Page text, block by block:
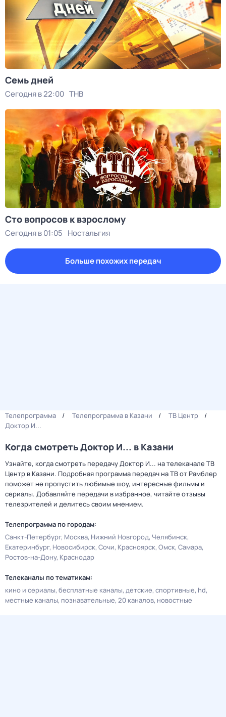
Семь дней
Сегодня в 22:00 ТНВ
Сто вопросов к взрослому
Сегодня в 01:05 Ностальгия
Больше похожих передач
Телепрограмма Телепрограмма в Казани
ТВ Центр
Доктор И...
Когда смотреть Доктор И... в Казани
Узнайте, когда смотреть передачу Доктор И... на телеканале ТВ
Центр в Казани. Подробная программа передач на ТВ от Рамблер
поможет не пропустить любимые шоу, интересные фильмы и
сериалы. Добавляйте передачи в избранное, читайте отзывы
телезрителей и делитесь своим мнением.
Телепрограмма по городам:
Санкт-Петербург Москва Нижний Новгород Челябинск
Екатеринбург Новосибирск Сочи Красноярск Омск Самара
Ростов-на-Дону Краснодар
Телеканалы по тематикам:
кино и сериалы бесплатные каналы детские спортивные hd
местные каналы познавательные 20 каналов новостные